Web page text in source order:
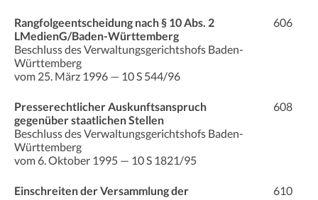
Rangfolgeentscheidung nach § 10 Abs. 2
LMedienG/Baden-Württemberg
Beschluss des Verwaltungsgerichtshofs Baden-
Württemberg
vom 25. März 1996 — 10 S 544/96
606
Presserechtlicher Auskunftsanspruch
gegenüber staatlichen Stellen
Beschluss des Verwaltungsgerichtshofs Baden-
Württemberg
vom 6. Oktober 1995 — 10 S 1821/95
608
Einschreiten der Versammlung der
610